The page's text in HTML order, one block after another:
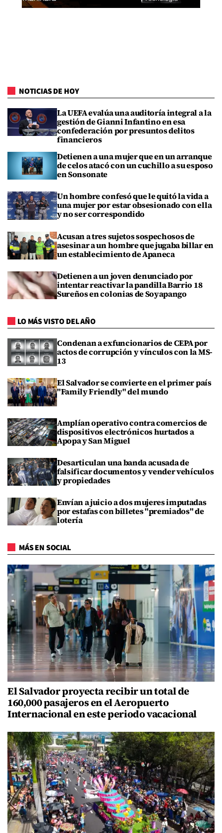
NOTICIAS DE HOY
La UEFA evalúa una auditoría integral a la
gestión de Gianni Infantino en esa
confederación por presuntos delitos
financieros
Detienen a una mujer que en un arranque
de celos atacó con un cuchillo a su esposo
en Sonsonate
Un hombre confesó que le quitó la vida a
una mujer por estar obsesionado con ella
y no ser correspondido
Acusan a tres sujetos sospechosos de
asesinar a un hombre que jugaba billar en
un establecimiento de Apaneca
Detienen a un joven denunciado por
intentar reactivar la pandilla Barrio 18
Sureños en colonias de Soyapango
LO MÁS VISTO DEL AÑO
Condenan a exfuncionarios de CEPA por
actos de corrupción y vínculos con la MS-
13
El Salvador se convierte en el primer país
"Family Friendly" del mundo
Amplían operativo contra comercios de
dispositivos electrónicos hurtados a
Apopa y San Miguel
Desarticulan una banda acusada de
falsificar documentos y vender vehículos
y propiedades
Envían a juicio a dos mujeres imputadas
por estafas con billetes "premiados" de
lotería
MÁS EN SOCIAL
El Salvador proyecta recibir un total de
160,000 pasajeros en el Aeropuerto
Internacional en este periodo vacacional